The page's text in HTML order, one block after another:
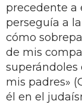
precedente a
perseguía a
cómo
de mis
superándoles
mis padres»
él en el